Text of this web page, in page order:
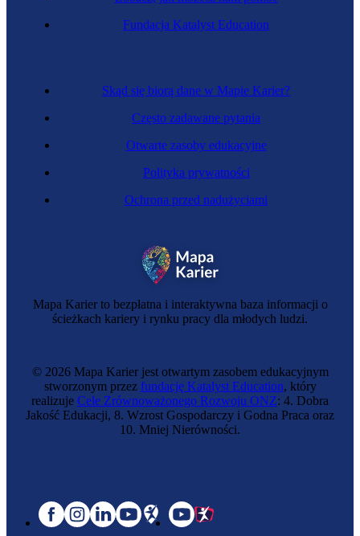
Mapa Karier to bezpłatna i interaktywna baza informacji o
ścieżkach kariery i rynku pracy dla młodych ludzi.
Skąd się biorą dane w Mapie Karier?
Często zadawane pytania
Otwarte zasoby edukacyjne
Polityka prywatności
Ochrona przed nadużyciami
Fundacja Katalyst Education
© 2026 Mapa Karier jest otwartym zasobem edukacyjnym
stworzonym przez fundację Katalyst Education, który
realizuje Cele Zrównoważonego Rozwoju ONZ: 4. Dobra
Jakość Edukacji, 8. Wzrost Gospodarczy i Godna Praca oraz
10. Mniej Nierówności.